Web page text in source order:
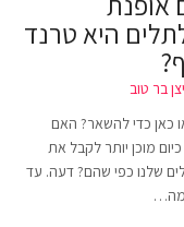
היא טרנד
בר טוב
כאן כדי להשאר? האם
מוכן יותר לקבל את
שלנו כפי שהם? דעה. עד